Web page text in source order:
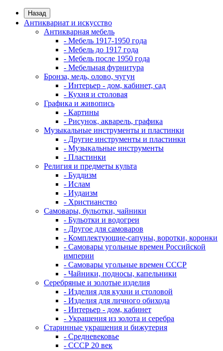
Назад
Антиквариат и искусство
Антикварная мебель
- Мебель 1917-1950 года
- Мебель до 1917 года
- Мебель после 1950 года
- Мебельная фурнитура
Бронза, медь, олово, чугун
- Интерьер - дом, кабинет, сад
- Кухня и столовая
Графика и живопись
- Картины
- Рисунок, акварель, графика
Музыкальные инструменты и пластинки
- Другие инструменты и пластинки
- Музыкальные инструменты
- Пластинки
Религия и предметы культа
- Буддизм
- Ислам
- Иудаизм
- Христианство
Самовары, бульотки, чайники
- Бульотки и водогреи
- Другое для самоваров
- Комплектующие-сапуны, воротки, коронки
- Самовары угольные времен Российской
империи
- Самовары угольные времен СССР
- Чайники, подносы, капельники
Серебряные и золотые изделия
- Изделия для кухни и столовой
- Изделия для личного обихода
- Интерьер - дом, кабинет
- Украшения из золота и серебра
Старинные украшения и бижутерия
- Средневековье
- СССР 20 век